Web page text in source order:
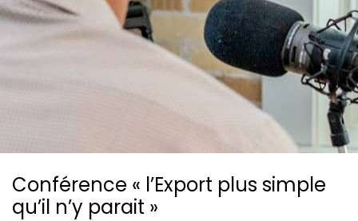
Ressources
Conférence « l’Export plus simple
qu’il n’y parait »